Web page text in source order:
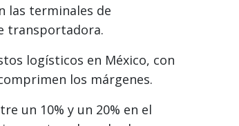
las terminales de
transportadora.
logísticos en México, con
los márgenes.
un 10% y un 20% en el